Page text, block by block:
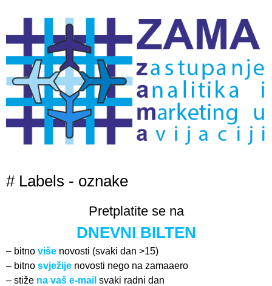
# Labels - oznake
Pretplatite se na
DNEVNI BILTEN
– bitno više novosti (svaki dan >15)
– bitno svježije novosti nego na zamaaero
– stiže na vaš e-mail svaki radni dan